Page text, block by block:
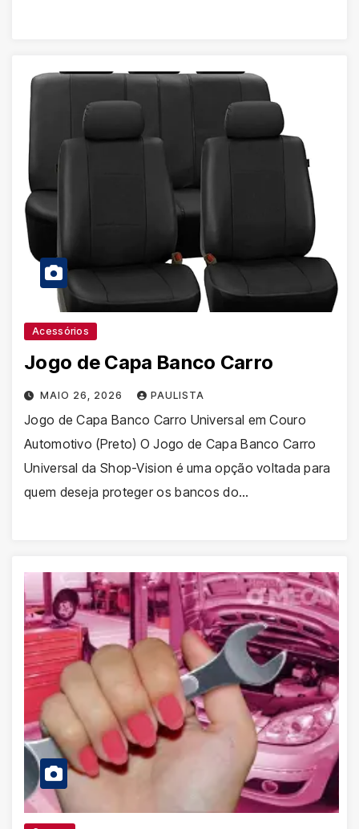
Acessórios
Jogo de Capa Banco Carro
MAIO 26, 2026 PAULISTA
Jogo de Capa Banco Carro Universal em Couro
Automotivo (Preto) O Jogo de Capa Banco Carro
Universal da Shop-Vision é uma opção voltada para
quem deseja proteger os bancos do…